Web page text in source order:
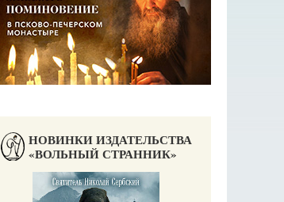
НОВИНКИ ИЗДАТЕЛЬСТВА
«ВОЛЬНЫЙ СТРАННИК»